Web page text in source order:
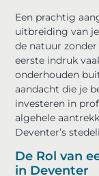
Een prachtig
uitbreiding van
de natuur
eerste indruk
onderhouden
aandacht die je
investeren in
algehele
Deventer’s
De Rol van
in Deventer